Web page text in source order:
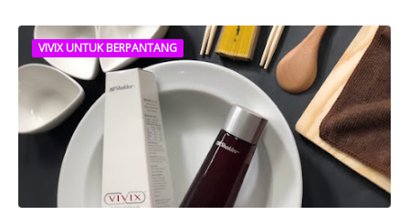
VIVIX UNTUK BERPANTANG